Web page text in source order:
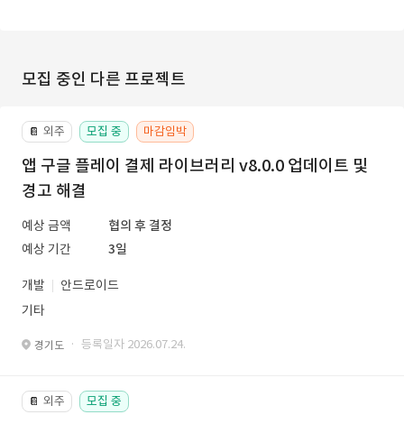
모집 중인 다른 프로젝트
📔 외주 모집 중 마감임박
앱 구글 플레이 결제 라이브러리 v8.0.0 업데이트 및
경고 해결
예상 금액
협의 후 결정
예상 기간
3일
개발
안드로이드
기타
경기도 · 등록일자 2026.07.24.
📔 외주 모집 중